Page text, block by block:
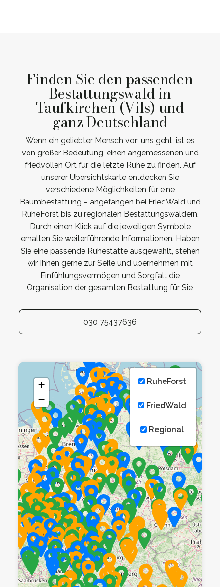
Finden Sie den passenden
Bestattungswald in
Taufkirchen (Vils) und
ganz Deutschland
Wenn ein geliebter Mensch von uns geht, ist es
von großer Bedeutung, einen angemessenen und
friedvollen Ort für die letzte Ruhe zu finden. Auf
unserer Übersichtskarte entdecken Sie
verschiedene Möglichkeiten für eine
Baumbestattung – angefangen bei FriedWald und
RuheForst bis zu regionalen Bestattungswäldern.
Durch einen Klick auf die jeweiligen Symbole
erhalten Sie weiterführende Informationen. Haben
Sie eine passende Ruhestätte ausgewählt, stehen
wir Ihnen gerne zur Seite und übernehmen mit
Einfühlungsvermögen und Sorgfalt die
Organisation der gesamten Bestattung für Sie.
030 75437636
+
−
RuheForst
FriedWald
Regional